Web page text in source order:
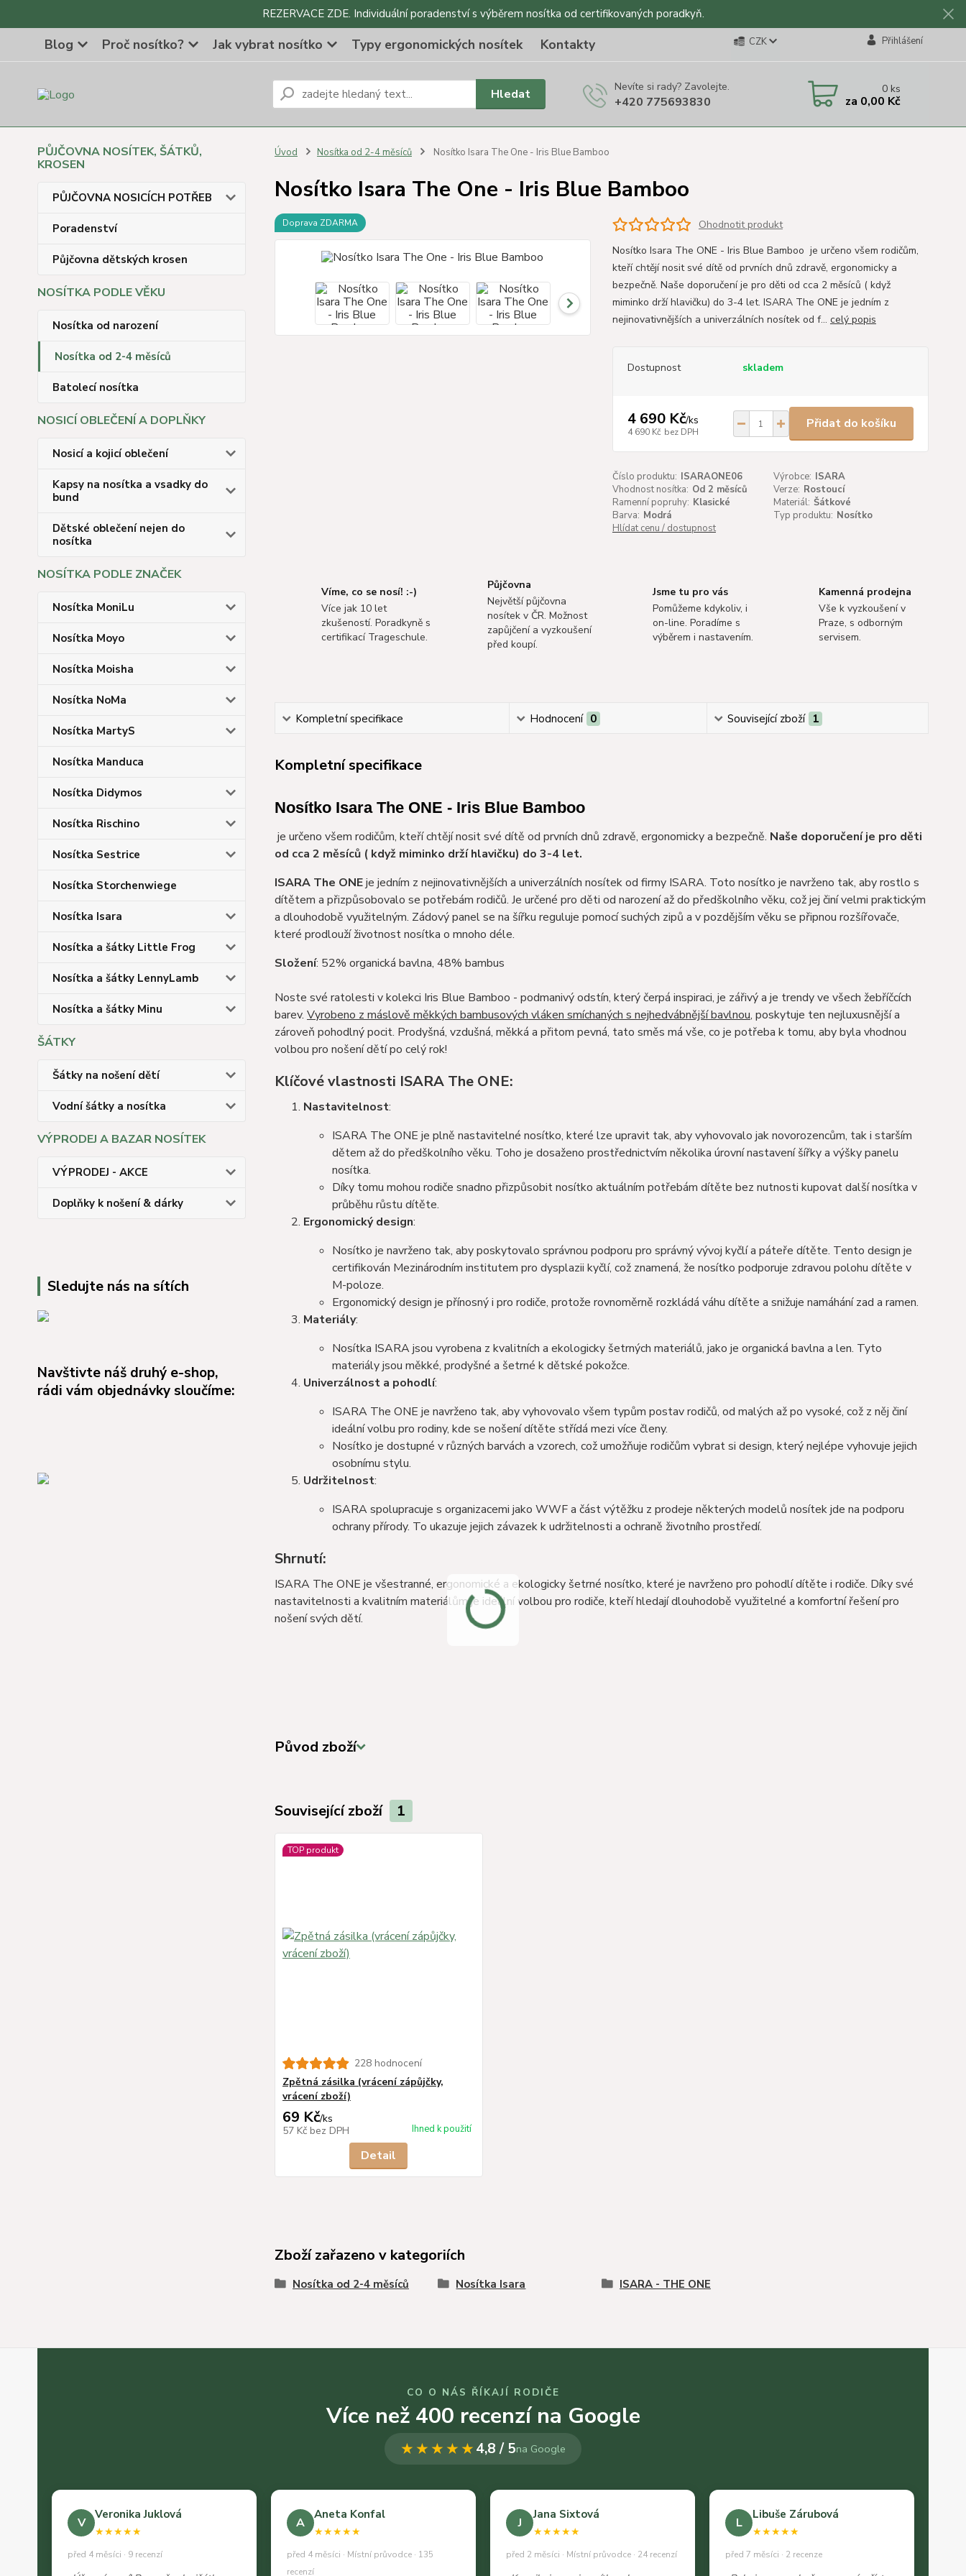
REZERVACE ZDE. Individuální poradenství s výběrem nosítka od certifikovaných poradkyň.
Blog Proč nosítko? Jak vybrat nosítko Typy ergonomických nosítek Kontakty CZK Přihlášení
Hledat Nevíte si rady? Zavolejte.
+420 775693830
0ks
za 0,00 Kč
PŮJČOVNA NOSÍTEK, ŠÁTKŮ,
KROSEN
PŮJČOVNA NOSICÍCH POTŘEB
Poradenství
Půjčovna dětských krosen
NOSÍTKA PODLE VĚKU
Nosítka od narození
Nosítka od 2-4 měsíců
Batolecí nosítka
NOSICÍ OBLEČENÍ A DOPLŇKY
Nosicí a kojicí oblečení
Kapsy na nosítka a vsadky do
bund
Dětské oblečení nejen do
nosítka
NOSÍTKA PODLE ZNAČEK
Nosítka MoniLu
Nosítka Moyo
Nosítka Moisha
Nosítka NoMa
Nosítka MartyS
Nosítka Manduca
Nosítka Didymos
Nosítka Rischino
Nosítka Sestrice
Nosítka Storchenwiege
Nosítka Isara
Nosítka a šátky Little Frog
Nosítka a šátky LennyLamb
Nosítka a šátky Minu
ŠÁTKY
Šátky na nošení dětí
Vodní šátky a nosítka
VÝPRODEJ A BAZAR NOSÍTEK
VÝPRODEJ - AKCE
Doplňky k nošení & dárky
Sledujte nás na sítích
Navštivte náš druhý e-shop,
rádi vám objednávky sloučíme:
Úvod Nosítka od 2-4 měsíců Nosítko Isara The One - Iris Blue Bamboo
Nosítko Isara The One - Iris Blue Bamboo
Doprava ZDARMA
Ohodnotit produkt
Nosítko Isara The ONE - Iris Blue Bamboo je určeno všem rodičům,
kteří chtějí nosit své dítě od prvních dnů zdravě, ergonomicky a
bezpečně. Naše doporučení je pro děti od cca 2 měsíců ( když
miminko drží hlavičku) do 3-4 let. ISARA The ONE je jedním z
nejinovativnějších a univerzálních nosítek od f... celý popis
Dostupnost skladem
4 690 Kč/ks
4 690 Kč bez DPH
Přidat do košíku
Číslo produktu: ISARAONE06 Výrobce: ISARA
Vhodnost nosítka: Od 2 měsíců Verze: Rostoucí
Ramenní popruhy: Klasické Materiál: Šátkové
Barva: Modrá Typ produktu: Nosítko
Hlídat cenu / dostupnost
Víme, co se nosí! :-)
Více jak 10 let
zkušeností. Poradkyně s
certifikací Trageschule.
Půjčovna
Největší půjčovna
nosítek v ČR. Možnost
zapůjčení a vyzkoušení
před koupí.
Jsme tu pro vás
Pomůžeme kdykoliv, i
on-line. Poradíme s
výběrem i nastavením.
Kamenná prodejna
Vše k vyzkoušení v
Praze, s odborným
servisem.
Kompletní specifikace Hodnocení 0 Související zboží 1
Kompletní specifikace
Nosítko Isara The ONE - Iris Blue Bamboo
je určeno všem rodičům, kteří chtějí nosit své dítě od prvních dnů zdravě, ergonomicky a bezpečně. Naše doporučení je pro děti
od cca 2 měsíců ( když miminko drží hlavičku) do 3-4 let.
ISARA The ONEje jedním z nejinovativnějších a univerzálních nosítek od firmy ISARA. Toto nosítko je navrženo tak, aby rostlo s
dítětem a přizpůsobovalo se potřebám rodičů. Je určené pro děti od narození až do předškolního věku, což jej činí velmi praktickým
a dlouhodobě využitelným. Zádový panel se na šířku reguluje pomocí suchých zipů a v pozdějším věku se připnou rozšířovače,
které prodlouží životnost nosítka o mnoho déle.
Složení: 52% organická bavlna, 48% bambus
Noste své ratolesti v kolekci Iris Blue Bamboo - podmanivý odstín, který čerpá inspiraci, je zářivý a je trendy ve všech žebříčcích
barev. Vyrobeno z máslově měkkých bambusových vláken smíchaných s nejhedvábnější bavlnou, poskytuje ten nejluxusnější a
zároveň pohodlný pocit. Prodyšná, vzdušná, měkká a přitom pevná, tato směs má vše, co je potřeba k tomu, aby byla vhodnou
volbou pro nošení dětí po celý rok!
Klíčové vlastnosti ISARA The ONE:
Nastavitelnost:
ISARA The ONE je plně nastavitelné nosítko, které lze upravit tak, aby vyhovovalo jak novorozencům, tak i starším
dětem až do předškolního věku. Toho je dosaženo prostřednictvím několika úrovní nastavení šířky a výšky panelu
nosítka​​​​.
Díky tomu mohou rodiče snadno přizpůsobit nosítko aktuálním potřebám dítěte bez nutnosti kupovat další nosítka v
průběhu růstu dítěte.
Ergonomický design:
Nosítko je navrženo tak, aby poskytovalo správnou podporu pro správný vývoj kyčlí a páteře dítěte. Tento design je
certifikován Mezinárodním institutem pro dysplazii kyčlí, což znamená, že nosítko podporuje zdravou polohu dítěte v
M-poloze​​.
Ergonomický design je přínosný i pro rodiče, protože rovnoměrně rozkládá váhu dítěte a snižuje namáhání zad a ramen.
Materiály:
Nosítka ISARA jsou vyrobena z kvalitních a ekologicky šetrných materiálů, jako je organická bavlna a len. Tyto
materiály jsou měkké, prodyšné a šetrné k dětské pokožce​​.
Univerzálnost a pohodlí:
ISARA The ONE je navrženo tak, aby vyhovovalo všem typům postav rodičů, od malých až po vysoké, což z něj činí
ideální volbu pro rodiny, kde se nošení dítěte střídá mezi více členy​​.
Nosítko je dostupné v různých barvách a vzorech, což umožňuje rodičům vybrat si design, který nejlépe vyhovuje jejich
osobnímu stylu​​.
Udržitelnost:
ISARA spolupracuje s organizacemi jako WWF a část výtěžku z prodeje některých modelů nosítek jde na podporu
ochrany přírody. To ukazuje jejich závazek k udržitelnosti a ochraně životního prostředí​​.
Shrnutí:
ISARA The ONE je všestranné, ergonomické a ekologicky šetrné nosítko, které je navrženo pro pohodlí dítěte i rodiče. Díky své
nastavitelnosti a kvalitním materiálům je ideální volbou pro rodiče, kteří hledají dlouhodobě využitelné a komfortní řešení pro
nošení svých dětí.
Původ zboží
Související zboží 1
TOP produkt
228 hodnocení
Zpětná zásilka (vrácení zápůjčky,
vrácení zboží)
69 Kč/ks
57 Kč bez DPH Ihned k použití
Detail
Zboží zařazeno v kategoriích
Nosítka od 2-4 měsíců Nosítka Isara ISARA - THE ONE
CO O NÁS ŘÍKAJÍ RODIČE
Více než 400 recenzí na Google
★★★★★4,8 / 5na Google
V
Veronika Juklová
★★★★★
před 4 měsíci · 9 recenzí
A
Aneta Konfal
★★★★★
před 4 měsíci · Místní průvodce · 135
recenzí
J
Jana Sixtová
★★★★★
před 2 měsíci · Místní průvodce · 24 recenzí
L
Libuše Zárubová
★★★★★
před 7 měsíci · 2 recenze